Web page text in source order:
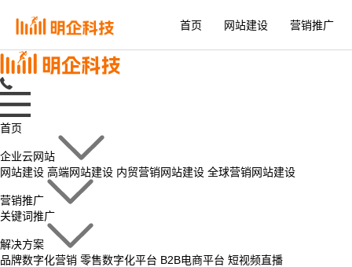
首页 网站建设 营销推广
首页
企业云网站
网站建设 高端网站建设 内贸营销网站建设 全球营销网站建设
营销推广
关键词推广
解决方案
品牌数字化营销 零售数字化平台 B2B电商平台 短视频直播